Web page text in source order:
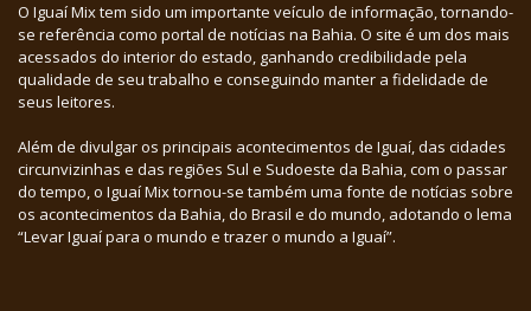
O Iguaí Mix tem sido um importante veículo de informação, tornando-
se referência como portal de notícias na Bahia. O site é um dos mais
acessados do interior do estado, ganhando credibilidade pela
qualidade de seu trabalho e conseguindo manter a fidelidade de
seus leitores.
Além de divulgar os principais acontecimentos de Iguaí, das cidades
circunvizinhas e das regiões Sul e Sudoeste da Bahia, com o passar
do tempo, o Iguaí Mix tornou-se também uma fonte de notícias sobre
os acontecimentos da Bahia, do Brasil e do mundo, adotando o lema
“Levar Iguaí para o mundo e trazer o mundo a Iguaí”.